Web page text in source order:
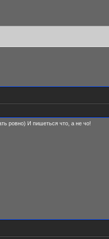
ровно) И пишеться что, а не чо!